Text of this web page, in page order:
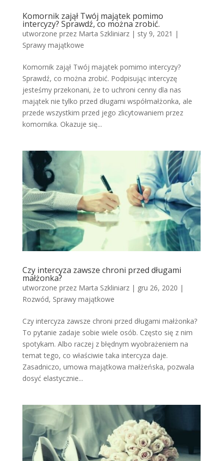
Komornik zajął Twój majątek pomimo
intercyzy? Sprawdź, co można zrobić.
utworzone przez Marta Szkliniarz| sty 9, 2021 |
Sprawy majątkowe
Komornik zajął Twój majątek pomimo intercyzy?
Sprawdź, co można zrobić. Podpisując intercyzę
jesteśmy przekonani, że to uchroni cenny dla nas
majątek nie tylko przed długami współmałżonka, ale
przede wszystkim przed jego zlicytowaniem przez
komornika. Okazuje się...
Czy intercyza zawsze chroni przed długami
małżonka?
utworzone przez Marta Szkliniarz| gru 26, 2020 |
Rozwód, Sprawy majątkowe
Czy intercyza zawsze chroni przed długami małżonka?
To pytanie zadaje sobie wiele osób. Często się z nim
spotykam. Albo raczej z błędnym wyobrażeniem na
temat tego, co właściwie taka intercyza daje.
Zasadniczo, umowa majątkowa małżeńska, pozwala
dosyć elastycznie...